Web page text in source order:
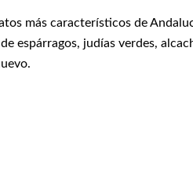
más característicos de
espárragos, judías verdes,